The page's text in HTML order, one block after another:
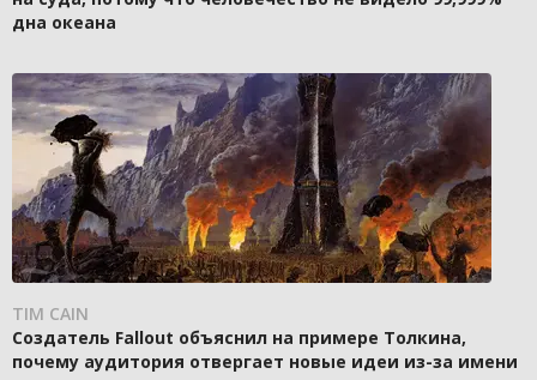
дна океана
TIM CAIN
Создатель Fallout объяснил на примере Толкина,
почему аудитория отвергает новые идеи из-за имени